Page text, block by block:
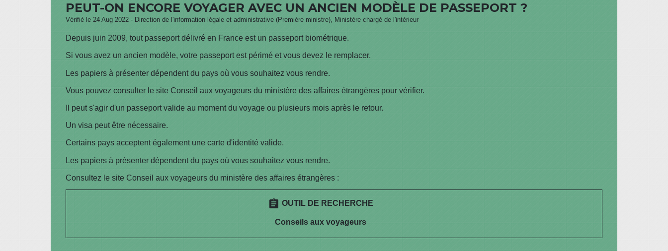
PEUT-ON ENCORE VOYAGER AVEC UN ANCIEN MODÈLE DE PASSEPORT ?
Vérifié le 24 Aug 2022 - Direction de l'information légale et administrative (Première ministre), Ministère chargé de l'intérieur
Depuis juin 2009, tout passeport délivré en France est un passeport biométrique.
Si vous avez un ancien modèle, votre passeport est périmé et vous devez le remplacer.
Les papiers à présenter dépendent du pays où vous souhaitez vous rendre.
Vous pouvez consulter le site Conseil aux voyageurs du ministère des affaires étrangères pour vérifier.
Il peut s'agir d'un passeport valide au moment du voyage ou plusieurs mois après le retour.
Un visa peut être nécessaire.
Certains pays acceptent également une carte d'identité valide.
Les papiers à présenter dépendent du pays où vous souhaitez vous rendre.
Consultez le site Conseil aux voyageurs du ministère des affaires étrangères :
assignment OUTIL DE RECHERCHE
Conseils aux voyageurs